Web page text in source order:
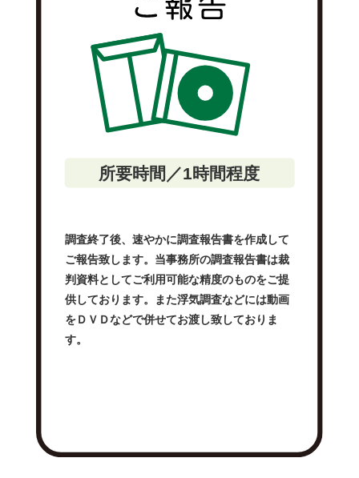
所要時間／1時間程度
調査終了後、速やかに調査報告書を作成して
ご報告致します。当事務所の調査報告書は裁
判資料としてご利用可能な精度のものをご提
供しております。また浮気調査などには動画
をＤＶＤなどで併せてお渡し致しておりま
す。